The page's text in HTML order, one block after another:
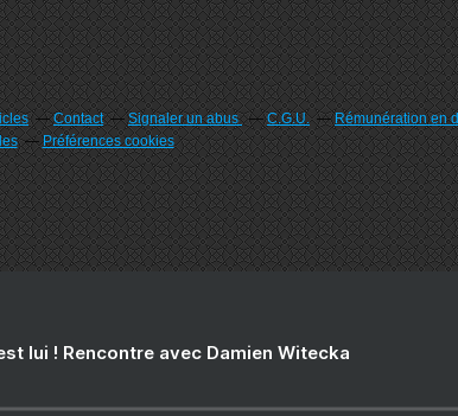
Contact Signaler un abus C.G.U. Rémunération en
Préférences cookies
lui ! Rencontre avec Damien Witecka